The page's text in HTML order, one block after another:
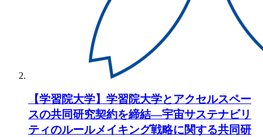
【学習院大学】学習院大学とアクセルスペー
スの共同研究契約を締結―宇宙サステナビリ
ティのルールメイキング戦略に関する共同研